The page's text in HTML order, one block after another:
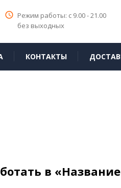
access_time Режим работы: с 9.00 - 21.00
без выходных
КОНТАКТЫ
в